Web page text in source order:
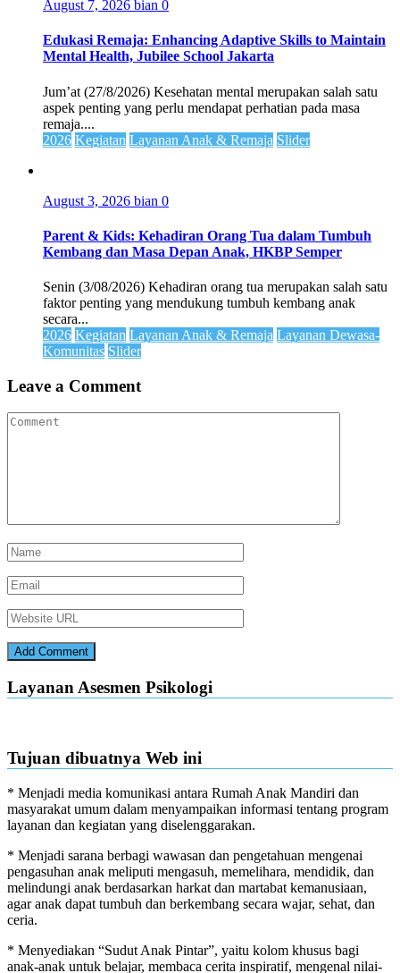
August 7, 2026 bian 0
Edukasi Remaja: Enhancing Adaptive Skills to Maintain
Mental Health, Jubilee School Jakarta
Jum’at (27/8/2026) Kesehatan mental merupakan salah satu
aspek penting yang perlu mendapat perhatian pada masa
remaja....
2026 Kegiatan Layanan Anak & Remaja Slider
August 3, 2026 bian 0
Parent & Kids: Kehadiran Orang Tua dalam Tumbuh
Kembang dan Masa Depan Anak, HKBP Semper
Senin (3/08/2026) Kehadiran orang tua merupakan salah satu
faktor penting yang mendukung tumbuh kembang anak
secara...
2026 Kegiatan Layanan Anak & Remaja Layanan Dewasa-
Komunitas Slider
Leave a Comment
Layanan Asesmen Psikologi
Tujuan dibuatnya Web ini
* Menjadi media komunikasi antara Rumah Anak Mandiri dan
masyarakat umum dalam menyampaikan informasi tentang program
layanan dan kegiatan yang diselenggarakan.
* Menjadi sarana berbagi wawasan dan pengetahuan mengenai
pengasuhan anak meliputi mengasuh, memelihara, mendidik, dan
melindungi anak berdasarkan harkat dan martabat kemanusiaan,
agar anak dapat tumbuh dan berkembang secara wajar, sehat, dan
ceria.
* Menyediakan “Sudut Anak Pintar”, yaitu kolom khusus bagi
anak-anak untuk belajar, membaca cerita inspiratif, mengenal nilai-